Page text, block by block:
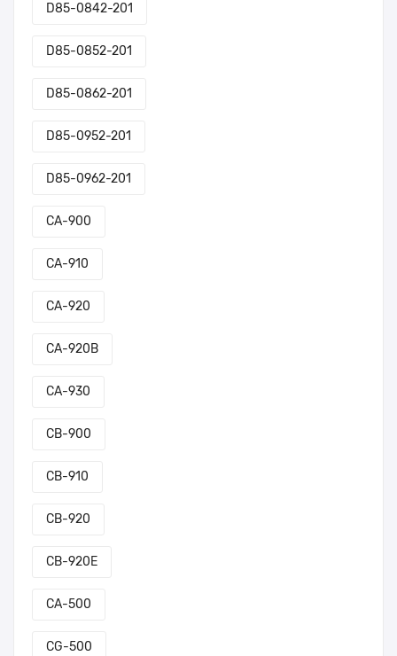
D85-0842-201
D85-0852-201
D85-0862-201
D85-0952-201
D85-0962-201
CA-900
CA-910
CA-920
CA-920B
CA-930
CB-900
CB-910
CB-920
CB-920E
CA-500
CG-500